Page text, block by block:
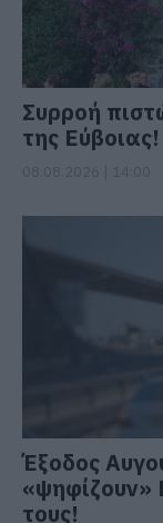
Συρροή
της Εύβοιας!
Έξοδος
«ψηφίζουν»
τους!